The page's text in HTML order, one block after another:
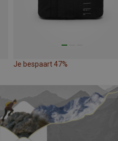
Je bespaart 47%